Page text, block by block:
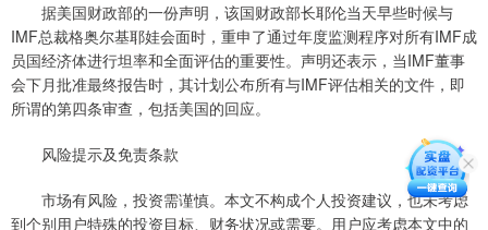
据美国财政部的一份声明，该国财政部长耶伦当天早些时候与
IMF总裁格奥尔基耶娃会面时，重申了通过年度监测程序对所有IMF成
员国经济体进行坦率和全面评估的重要性。声明还表示，当IMF董事
会下月批准最终报告时，其计划公布所有与IMF评估相关的文件，即
所谓的第四条审查，包括美国的回应。
风险提示及免责条款
市场有风险，投资需谨慎。本文不构成个人投资建议，也未考虑
到个别用户特殊的投资目标、财务状况或需要。用户应考虑本文中的